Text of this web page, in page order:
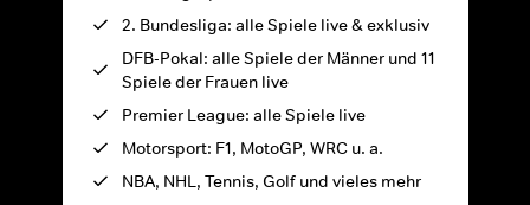
2. Bundesliga: alle Spiele live & exklusiv
DFB-Pokal: alle Spiele der Männer und 11
Spiele der Frauen live
Premier League: alle Spiele live
Motorsport: F1, MotoGP, WRC u. a.
NBA, NHL, Tennis, Golf und vieles mehr